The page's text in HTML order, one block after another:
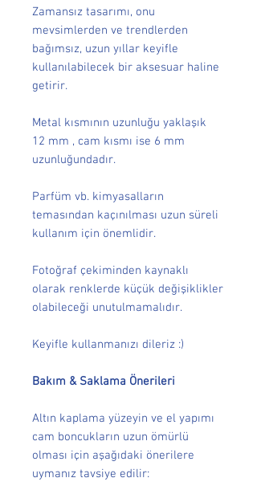
Zamansız tasarımı, onu
mevsimlerden ve trendlerden
bağımsız, uzun yıllar keyifle
kullanılabilecek bir aksesuar haline
getirir.
Metal kısmının uzunluğu yaklaşık
12 mm , cam kısmı ise 6 mm
uzunluğundadır.
Parfüm vb. kimyasalların
temasından kaçınılması uzun süreli
kullanım için önemlidir.
Fotoğraf çekiminden kaynaklı
olarak renklerde küçük değişiklikler
olabileceği unutulmamalıdır.
Keyifle kullanmanızı dileriz :)
Bakım & Saklama Önerileri
Altın kaplama yüzeyin ve el yapımı
cam boncukların uzun ömürlü
olması için aşağıdaki önerilere
uymanız tavsiye edilir: